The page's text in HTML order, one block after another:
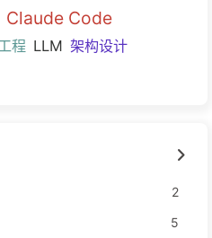
Claude Code
程 LLM 架构设计
2
5